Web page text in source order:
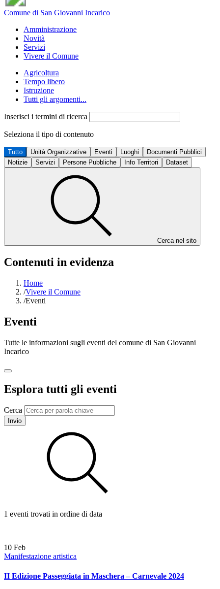
Comune di San Giovanni Incarico
Amministrazione
Novità
Servizi
Vivere il Comune
Agricoltura
Tempo libero
Istruzione
Tutti gli argomenti...
Inserisci i termini di ricerca
Seleziona il tipo di contenuto
Tutto Unità Organizzative Eventi Luoghi
Documenti Pubblici
Notizie
Servizi Persone Pubbliche Info Territori Dataset
Cerca nel sito
Contenuti in evidenza
Home
/Vivere il Comune
/Eventi
Eventi
Tutte le informazioni sugli eventi del comune di San Giovanni
Incarico
Esplora tutti gli eventi
Cerca
Invio
1 eventi trovati in ordine di data
10 Feb
Manifestazione artistica
II Edizione Passeggiata in Maschera – Carnevale 2024